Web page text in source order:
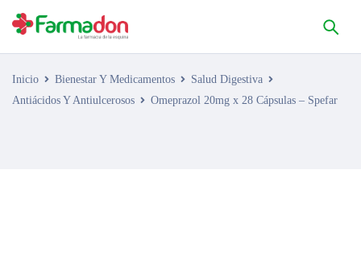
Inicio Bienestar Y Medicamentos
Salud Digestiva
Antiácidos Y Antiulcerosos
Omeprazol 20mg x 28 Cápsulas – Spefar